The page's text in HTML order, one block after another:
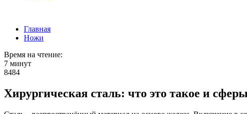
Главная
Ножи
Время на чтение:
7 минут
8484
Хирургическая сталь: что это такое и